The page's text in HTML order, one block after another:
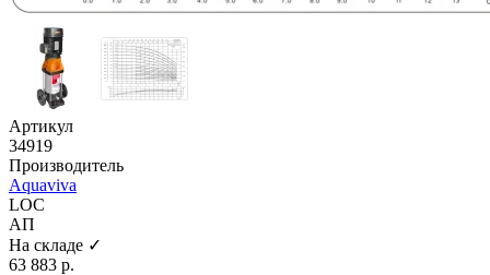
Артикул
34919
Производитель
Aquaviva
LOC
АП
На складе ✓
63 883 р.